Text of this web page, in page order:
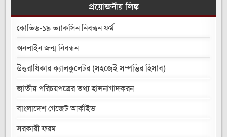
প্রয়োজনীয় লিঙ্ক
কোভিড-১৯ ভ্যাকসিন নিবন্ধন ফর্ম
অনলাইন জন্ম নিবন্ধন
উত্তরাধিকার ক্যালকুলেটর (সহজেই সম্পত্তির হিসাব)
জাতীয় পরিচয়পত্রের তথ্য হালনাগাদকরন
বাংলাদেশ গেজেট আর্কাইভ
সরকারী ফরম